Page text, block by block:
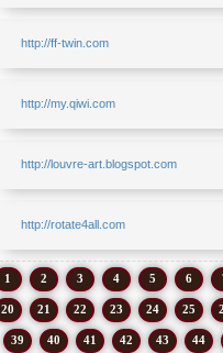
http://ff-twin.com
http://my.qiwi.com
http://louvre-art.blogspot.com
http://rotate4all.com
1 2 3 4 5 6
20 21 22 23 24 25
39 40 41 42 43 44